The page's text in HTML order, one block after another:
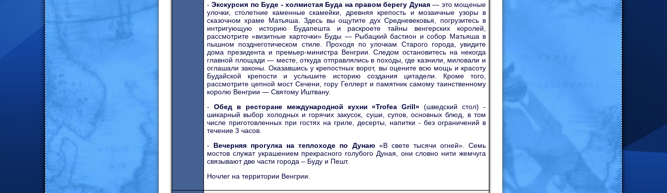
-Экскурсия по Буде - холмистая Буда на правом берегу Дуная— это мощеные
улочки, столетние каменные скамейки, древняя крепость и мозаичные узоры в
сказочном храме Матьяша. Здесь вы ощутите дух Средневековья, погрузитесь в
интригующую историю Будапешта и раскроете тайны венгерских королей,
рассмотрите «визитные карточки» Буды — Рыбацкий бастион и собор Матьяша в
пышном позднеготическом стиле. Проходя по улочкам Старого города, увидите
дома президента и премьер-министра Венгрии. Следом остановитесь на некогда
главной площади — месте, откуда отправлялись в походы, где казнили, миловали и
оглашали законы. Оказавшись у крепостных ворот, вы оцените всю мощь и красоту
Будайской крепости и услышите историю создания цитадели. Кроме того,
рассмотрите цепной мост Сечени, гору Геллерт и памятник самому таинственному
королю Венгрии — Святому Иштвану.
- Обед в ресторане международной кухни «Trofea Grill» (шведский стол) -
шикарный выбор холодных и горячих закусок, суши, супов, основных блюд, в том
числе приготовленных при гостях на гриле, десерты, напитки - без ограничений в
течение 3 часов.
- Вечерняя прогулка на теплоходе по Дунаю«В свете тысячи огней». Семь
мостов служат украшением прекрасного голубого Дуная, они словно нити жемчуга
связывают две части города – Буду и Пешт.
Ночлег на территории Венгрии.